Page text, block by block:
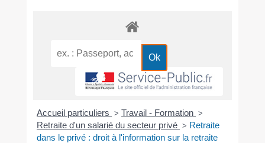
Accueil particuliers > Travail - Formation >
Retraite d'un salarié du secteur privé > Retraite
dans le privé : droit à l'information sur la retraite